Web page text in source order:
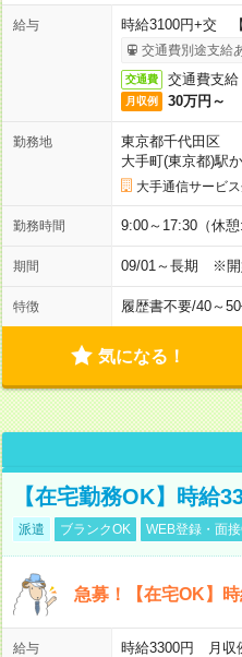
給与 時給3100円+交
交通費別途支給
交通費 交通費支給
月収例 30万円～
勤務地
東京都千代田区
大手町(東京都)駅
大手通信サービ
勤務時間 9:00～17:30（休憩
期間 09/01～長期 ※開
特徴 履歴書不要/40～
気になる！
【在宅勤務OK】時給
派遣 ブランクOK WEB登録・面
急募！【在宅OK】
給与
時給3300円 月収